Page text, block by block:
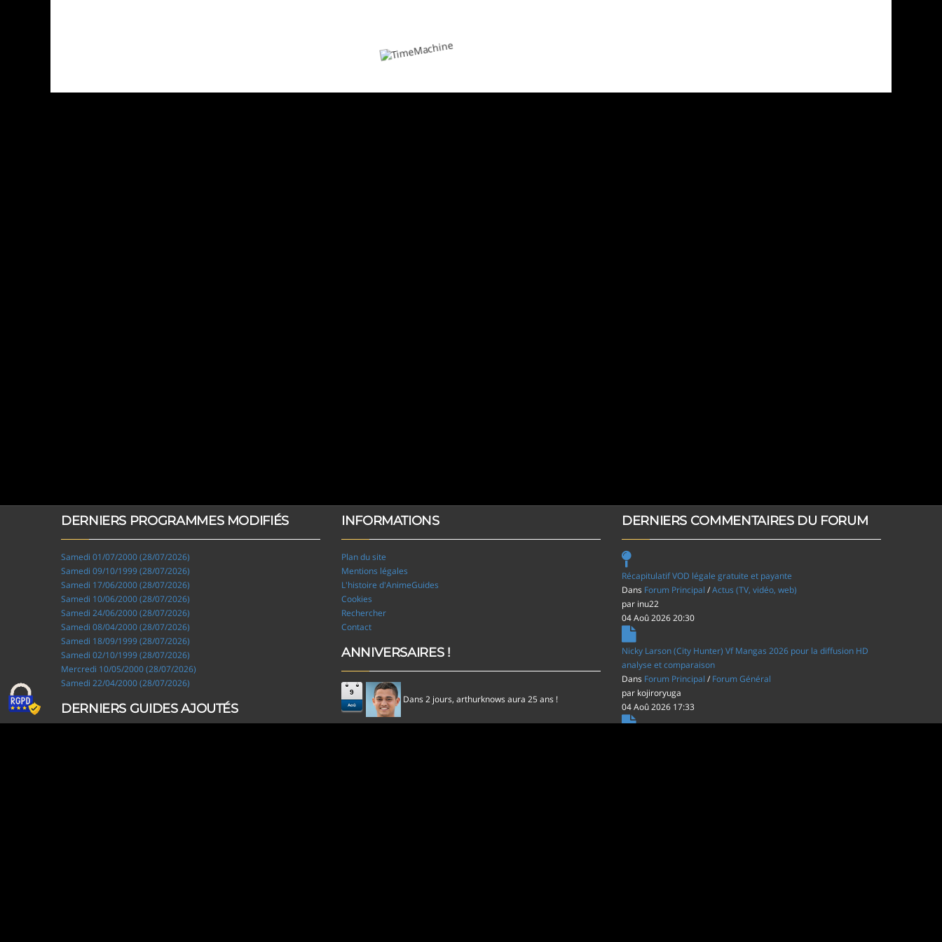
DERNIERS PROGRAMMES MODIFIÉS
Samedi 01/07/2000 (28/07/2026)
Samedi 09/10/1999 (28/07/2026)
Samedi 17/06/2000 (28/07/2026)
Samedi 10/06/2000 (28/07/2026)
Samedi 24/06/2000 (28/07/2026)
Samedi 08/04/2000 (28/07/2026)
Samedi 18/09/1999 (28/07/2026)
Samedi 02/10/1999 (28/07/2026)
Mercredi 10/05/2000 (28/07/2026)
Samedi 22/04/2000 (28/07/2026)
DERNIERS GUIDES AJOUTÉS
INFORMATIONS
Plan du site
Mentions légales
L'histoire d'AnimeGuides
Cookies
Rechercher
Contact
ANNIVERSAIRES !
9
Aoû
Dans 2 jours, arthurknows aura 25 ans !
DERNIERS COMMENTAIRES DU FORUM
Récapitulatif VOD légale gratuite et payante
Dans Forum Principal /Actus (TV, vidéo, web)
par inu22
04 Aoû 2026 20:30
Nicky Larson (City Hunter) Vf Mangas 2026 pour la diffusion HD
analyse et comparaison
Dans Forum Principal / Forum Général
par kojiroryuga
04 Aoû 2026 17:33